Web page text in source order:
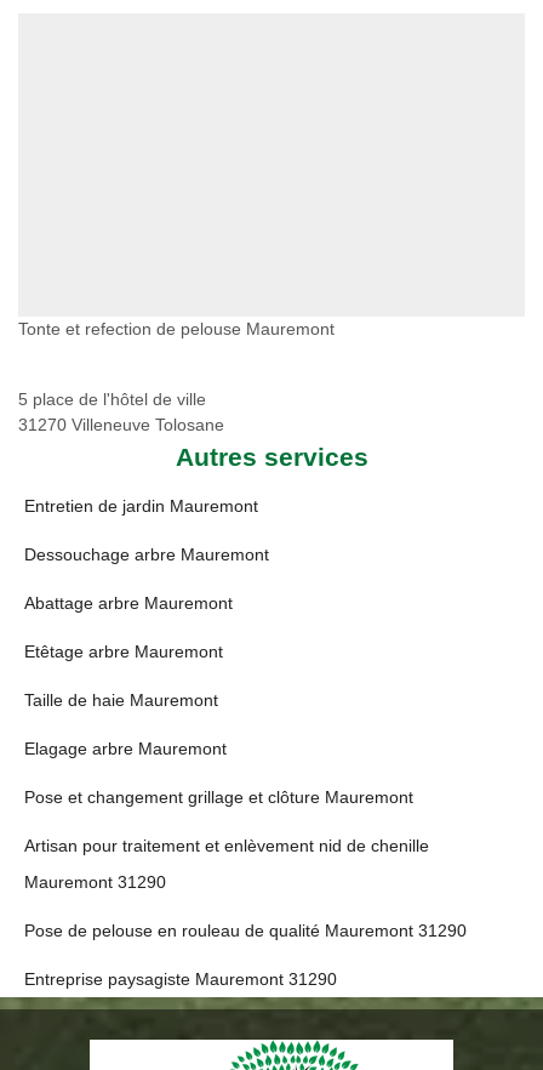
Tonte et refection de pelouse Mauremont
5 place de l'hôtel de ville
31270 Villeneuve Tolosane
Autres services
Entretien de jardin Mauremont
Dessouchage arbre Mauremont
Abattage arbre Mauremont
Etêtage arbre Mauremont
Taille de haie Mauremont
Elagage arbre Mauremont
Pose et changement grillage et clôture Mauremont
Artisan pour traitement et enlèvement nid de chenille
Mauremont 31290
Pose de pelouse en rouleau de qualité Mauremont 31290
Entreprise paysagiste Mauremont 31290